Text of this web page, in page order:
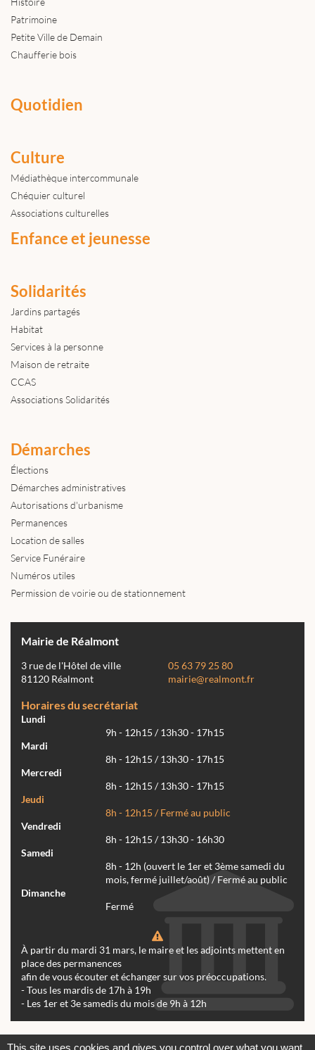
Patrimoine
Petite Ville de Demain
Chaufferie bois
Quotidien
Culture
Médiathèque intercommunale
Chéquier culturel
Associations culturelles
Enfance et jeunesse
Solidarités
Jardins partagés
Habitat
Services à la personne
Maison de retraite
CCAS
Associations Solidarités
Démarches
Élections
Démarches administratives
Autorisations d'urbanisme
Permanences
Location de salles
Service Funéraire
Numéros utiles
Permission de voirie ou de stationnement
Mairie de Réalmont
3 rue de l'Hôtel de ville
81120 Réalmont
05 63 79 25 80
mairie@realmont.fr
Horaires du secrétariat
Lundi
9h - 12h15 / 13h30 - 17h15
Mardi
8h - 12h15 / 13h30 - 17h15
Mercredi
8h - 12h15 / 13h30 - 17h15
Jeudi
8h - 12h15 / Fermé au public
Vendredi
8h - 12h15 / 13h30 - 16h30
Samedi
8h - 12h (ouvert le 1er et 3ème samedi du
mois, fermé juillet/août) / Fermé au public
Dimanche
Fermé
À partir du mardi 31 mars, le maire et les adjoints mettent en
place des permanences
afin de vous écouter et échanger sur vos préoccupations.
- Tous les mardis de 17h à 19h
- Les 1er et 3e samedis du mois de 9h à 12h
This site uses cookies and gives you control over what you want